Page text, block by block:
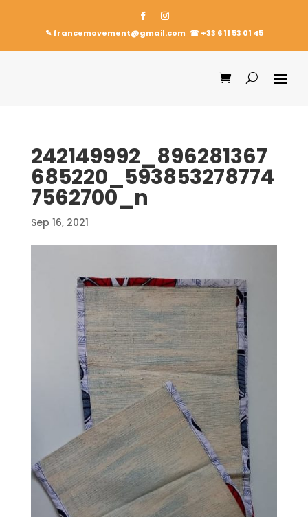
✎ francemovement@gmail.com ☎︎+33 6 11 53 01 45
242149992_896281367
685220_593853278774
7562700_n
Sep 16, 2021